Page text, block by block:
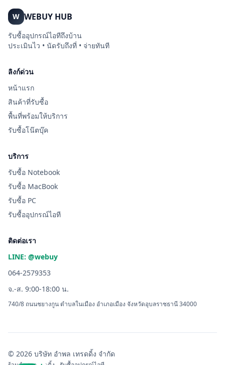
W WEBUY HUB
รับซื้ออุปกรณ์ไอทีถึงบ้าน
ประเมินไว • นัดรับถึงที่ • จ่ายทันที
ลิงก์ด่วน
หน้าแรก
สินค้าที่รับซื้อ
พื้นที่พร้อมให้บริการ
รับซื้อโน๊ตบุ๊ค
บริการ
รับซื้อ Notebook
รับซื้อ MacBook
รับซื้อ PC
รับซื้ออุปกรณ์ไอที
ติดต่อเรา
LINE: @webuy
064-2579353
จ.-ส. 9:00-18:00 น.
740/8 ถนนชยางกูน ตำบลในเมือง อำเภอเมือง จังหวัดอุบลราชธานี 34000
© 2026 บริษัท อำพล เทรดดิ้ง จำกัด